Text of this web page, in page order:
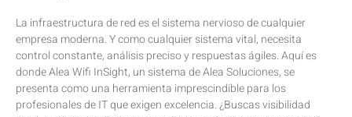
La infraestructura de red es el sistema nervioso de cualquier
empresa moderna. Y como cualquier sistema vital, necesita
control constante, análisis preciso y respuestas ágiles. Aquí es
donde Alea Wifi InSight, un sistema de Alea Soluciones, se
presenta como una herramienta imprescindible para los
profesionales de IT que exigen excelencia. ¿Buscas visibilidad